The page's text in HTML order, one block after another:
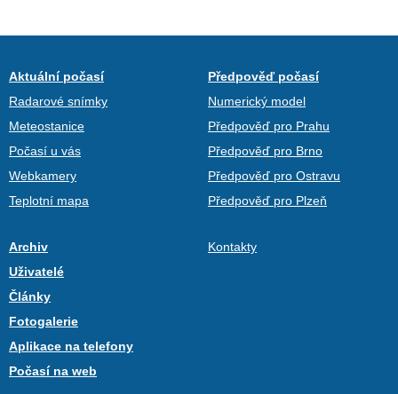
Aktuální počasí
Radarové snímky
Meteostanice
Počasí u vás
Webkamery
Teplotní mapa
Předpověď počasí
Numerický model
Předpověď pro Prahu
Předpověď pro Brno
Předpověď pro Ostravu
Předpověď pro Plzeň
Archiv
Uživatelé
Články
Fotogalerie
Aplikace na telefony
Počasí na web
Kontakty